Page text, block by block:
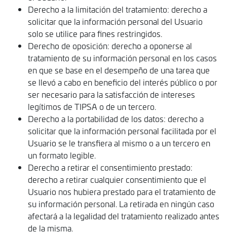
Derecho a la limitación del tratamiento: derecho a
solicitar que la información personal del Usuario
solo se utilice para fines restringidos.
Derecho de oposición: derecho a oponerse al
tratamiento de su información personal en los casos
en que se base en el desempeño de una tarea que
se llevó a cabo en beneficio del interés público o por
ser necesario para la satisfacción de intereses
legítimos de TIPSA o de un tercero.
Derecho a la portabilidad de los datos: derecho a
solicitar que la información personal facilitada por el
Usuario se le transfiera al mismo o a un tercero en
un formato legible.
Derecho a retirar el consentimiento prestado:
derecho a retirar cualquier consentimiento que el
Usuario nos hubiera prestado para el tratamiento de
su información personal. La retirada en ningún caso
afectará a la legalidad del tratamiento realizado antes
de la misma.